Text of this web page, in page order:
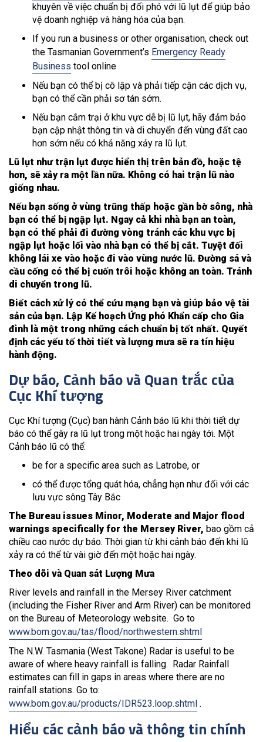
khuyên về việc chuẩn bị đối phó với lũ lụt để giúp bảo
vệ doanh nghiệp và hàng hóa của bạn.
If you run a business or other organisation, check out
the Tasmanian Government’s Emergency Ready
Business tool online
Nếu bạn có thể bị cô lập và phải tiếp cận các dịch vụ,
bạn có thể cần phải sơ tán sớm.
Nếu bạn cắm trại ở khu vực dễ bị lũ lụt, hãy đảm bảo
bạn cập nhật thông tin và di chuyển đến vùng đất cao
hơn sớm nếu có khả năng xảy ra lũ lụt.
Lũ lụt như trận lụt được hiển thị trên bản đồ, hoặc tệ
hơn, sẽ xảy ra một lần nữa. Không có hai trận lũ nào
giống nhau.
Nếu bạn sống ở vùng trũng thấp hoặc gần bờ sông, nhà
bạn có thể bị ngập lụt. Ngay cả khi nhà bạn an toàn,
bạn có thể phải đi đường vòng tránh các khu vực bị
ngập lụt hoặc lối vào nhà bạn có thể bị cắt. Tuyệt đối
không lái xe vào hoặc đi vào vùng nước lũ. Đường sá và
cầu cống có thể bị cuốn trôi hoặc không an toàn. Tránh
di chuyển trong lũ.
Biết cách xử lý có thể cứu mạng bạn và giúp bảo vệ tài
sản của bạn. Lập Kế hoạch Ứng phó Khẩn cấp cho Gia
đình là một trong những cách chuẩn bị tốt nhất. Quyết
định các yếu tố thời tiết và lượng mưa sẽ ra tín hiệu
hành động.
Dự báo, Cảnh báo và Quan trắc của
Cục Khí tượng
Cục Khí tượng (Cục) ban hành Cảnh báo lũ khi thời tiết dự
báo có thể gây ra lũ lụt trong một hoặc hai ngày tới. Một
Cảnh báo lũ có thể:
be for a specific area such as Latrobe, or
có thể được tổng quát hóa, chẳng hạn như đối với các
lưu vực sông Tây Bắc
The Bureau issues Minor, Moderate and Major flood
warnings specifically for the Mersey River, bao gồm cả
chiều cao nước dự báo. Thời gian từ khi cảnh báo đến khi lũ
xảy ra có thể từ vài giờ đến một hoặc hai ngày.
Theo dõi và Quan sát Lượng Mưa
River levels and rainfall in the Mersey River catchment
(including the Fisher River and Arm River) can be monitored
on the Bureau of Meteorology website. Go to
www.bom.gov.au/tas/flood/northwestern.shtml
The N.W. Tasmania (West Takone) Radar is useful to be
aware of where heavy rainfall is falling. Radar Rainfall
estimates can fill in gaps in areas where there are no
rainfall stations. Go to:
www.bom.gov.au/products/IDR523.loop.shtml .
Hiểu các cảnh báo và thông tin chính